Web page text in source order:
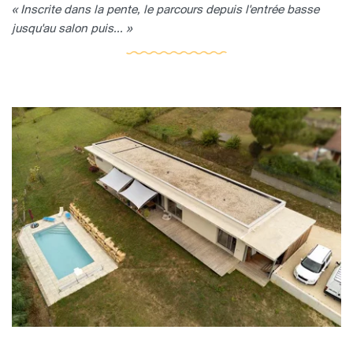
« Inscrite dans la pente, le parcours depuis l'entrée basse
jusqu'au salon puis... »